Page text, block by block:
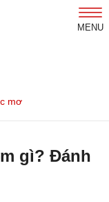
MENU
mơ
gì? Đánh